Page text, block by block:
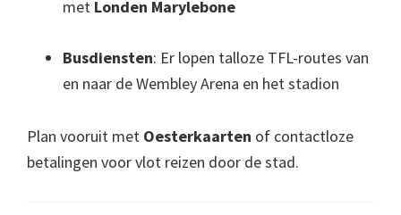
met Londen Marylebone
Busdiensten: Er lopen talloze TFL-routes van
en naar de Wembley Arena en het stadion
Plan vooruit met Oesterkaarten of contactloze
betalingen voor vlot reizen door de stad.